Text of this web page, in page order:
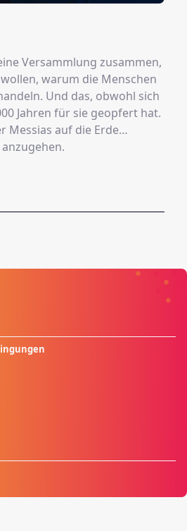
Versammlung zusammen,
warum die Menschen
Und das, obwohl sich
Jahren für sie geopfert hat.
Messias auf die Erde